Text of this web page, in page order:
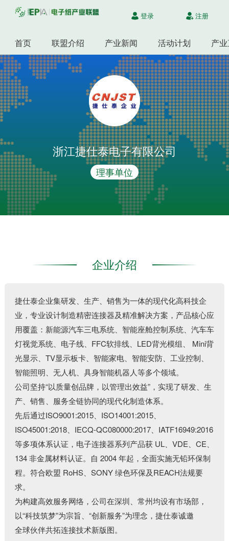
登录 注册
首页 联盟介绍 产业新闻 活动计划 产
浙江捷仕泰电子有限公司
理事单位
企业介绍
捷仕泰企业集研发、⽣产、销售为⼀体的现代化⾼科技企
业，专业设计制造精密连接器及精准解决⽅案，产品核⼼应
⽤覆盖：新能源汽⻋三电系统、智能座舱控制系统、汽⻋⻋
灯视觉系统、电⼦线、FFC软排线、LED背光模组、 Mini背
光显⽰、TV显⽰板卡、智能家电、智能安防、⼯业控制、
智能照明、⽆⼈机、具⾝智能机器⼈等多个领域。
公司坚持“以质量创品牌，以管理出效益”，实现了研发、⽣
产、销售、服务全链协同的现代化制造体系。
先后通过ISO9001:2015、ISO14001:2015、
ISO45001:2018、IECQ-QC080000:2017、IATF16949:2016
等多项体系认证，电⼦连接器系列产品获 UL、VDE、CE、
134 ⾮⾦属材料认证。⾃ 2004 年起，全⾯实施⽆铅环保制
程。符合欧盟 RoHS、SONY 绿⾊环保及REACH法规要
求。
为构建⾼效服务⽹络，公司在深圳、常州均设有市场部，
以“科技筑梦”为宗旨、“创新服务”为理念，捷仕泰诚邀
全球伙伴共拓连接技术新版图。